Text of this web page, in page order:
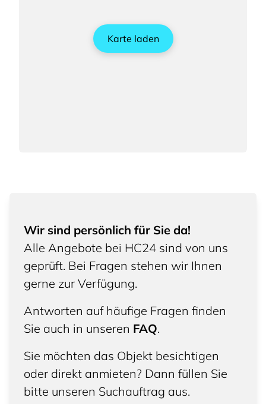
Karte laden
Wir sind persönlich für Sie da!
Alle Angebote bei HC24 sind von uns
geprüft. Bei Fragen stehen wir Ihnen
gerne zur Verfügung.
Antworten auf häufige Fragen finden
Sie auch in unseren FAQ.
Sie möchten das Objekt besichtigen
oder direkt anmieten? Dann füllen Sie
bitte unseren Suchauftrag aus.